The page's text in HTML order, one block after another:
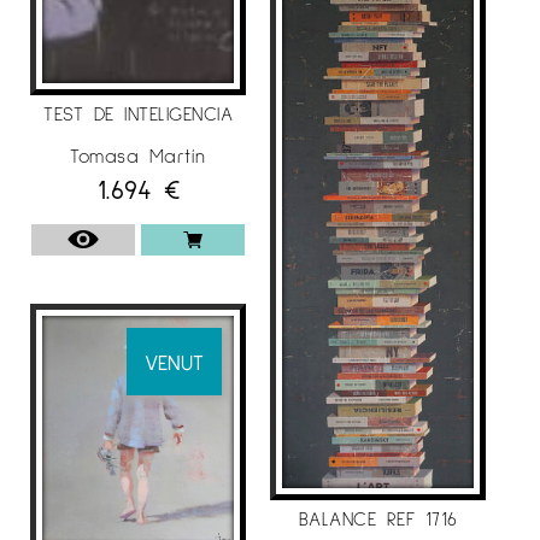
d’una forma plenament participativa.
En observar la pintura sembla que tot respira
quietud i que res es mou. D’altar banda quan
s’observa es veu que hi ha el pensament de
l’autora en constant activitat vers la perfecció
de l’esperit.
EXPOSICIONS INDIVIDUALS
Galería BENEDITO,Málaga(2016
GaleriaSAFIABarcelona- L’ILLA
Galería Málaga. “EL aigua
BENEDITO
(2015). Galeria TRAÇ
D’ART, Sabadell. Galeria
BENEDITO Málaga
(2014).”Tres pintors
ENATSU, Japó (2014).
“Quadre històric”
BENEDITO,Málaga
(2013). Galeria JOANGASPARBarcelona Col·lecció
ULLS DE L’MON. (2013) .Galeria BENEDITO Málaga
TEST DE INTELIGENCIA
Tomasa Martín
1.694 €
VENUT
BALANCE REF 1716